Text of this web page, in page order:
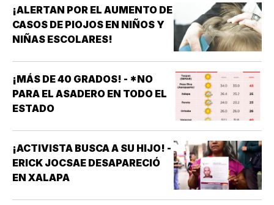
¡ALERTAN POR EL AUMENTO DE
CASOS DE PIOJOS EN NIÑOS Y
NIÑAS ESCOLARES!
¡MÁS DE 40 GRADOS! - *NO
PARA EL ASADERO EN TODO EL
ESTADO
¡ACTIVISTA BUSCA A SU HIJO! -
ERICK JOCSAE DESAPARECIÓ
EN XALAPA